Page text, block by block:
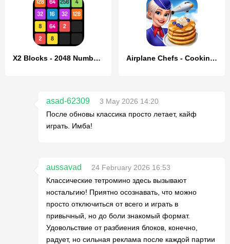
X2 Blocks - 2048 Number Game Airplane Chefs - Cooking Game
asad-62309
3 May 2026 14:20
После обновы классика просто летает, кайф
играть. Имба!
aussavad
24 February 2026 16:53
Классические тетромино здесь вызывают
ностальгию! Приятно осознавать, что можно
просто отключиться от всего и играть в
привычный, но до боли знакомый формат.
Удовольствие от разбиения блоков, конечно,
радует, но сильная реклама после каждой партии